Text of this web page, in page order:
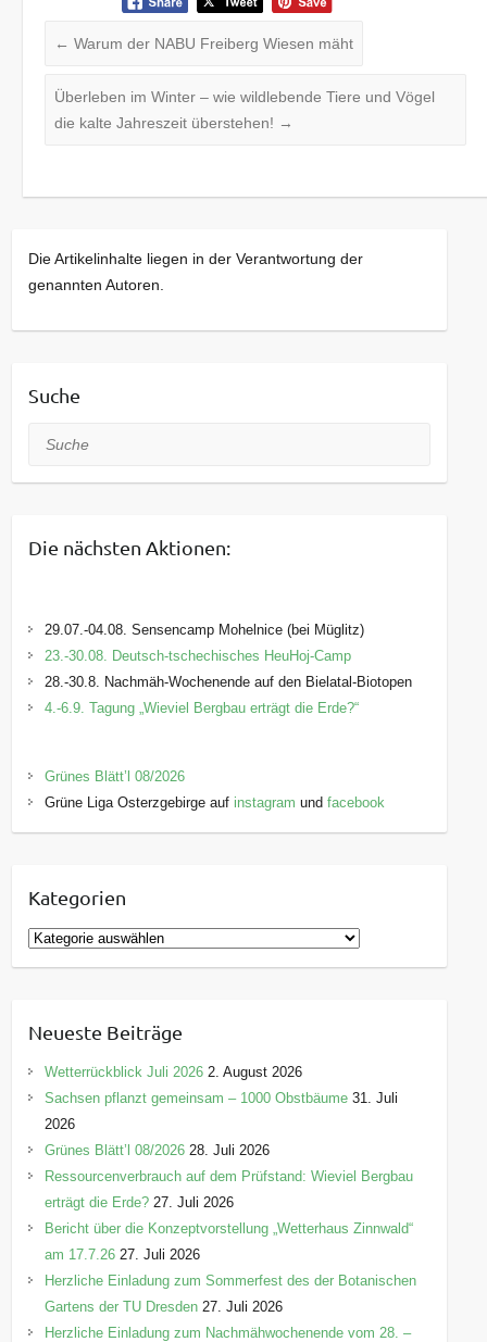
← Warum der NABU Freiberg Wiesen mäht
Überleben im Winter – wie wildlebende Tiere und Vögel
die kalte Jahreszeit überstehen! →
Die Artikelinhalte liegen in der Verantwortung der
genannten Autoren.
Suche
Suche
Die nächsten Aktionen:
29.07.-04.08. Sensencamp Mohelnice (bei Müglitz)
23.-30.08. Deutsch-tschechisches HeuHoj-Camp
28.-30.8. Nachmäh-Wochenende auf den Bielatal-Biotopen
4.-6.9. Tagung „Wieviel Bergbau erträgt die Erde?“
Grünes Blätt’l 08/2026
Grüne Liga Osterzgebirge auf instagram undfacebook
Kategorien
K
a
g
o
r
e
n
Neueste Beiträge
Wetterrückblick Juli 2026 2. August 2026
Sachsen pflanzt gemeinsam – 1000 Obstbäume 31. Juli
2026
Grünes Blätt’l 08/2026 28. Juli 2026
Ressourcenverbrauch auf dem Prüfstand: Wieviel Bergbau
erträgt die Erde? 27. Juli 2026
Bericht über die Konzeptvorstellung „Wetterhaus Zinnwald“
am 17.7.26 27. Juli 2026
Herzliche Einladung zum Sommerfest des der Botanischen
Gartens der TU Dresden 27. Juli 2026
Herzliche Einladung zum Nachmähwochenende vom 28. –